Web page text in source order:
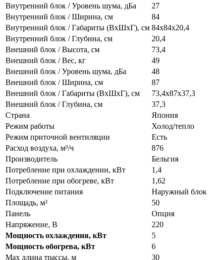
Внутренний блок / Уровень шума, дБа
27
Внутренний блок / Ширина, см
84
Внутренний блок / Габариты (ВхШхГ), см 84x84х20,4
Внутренний блок / Глубина, см
20,4
Внешний блок / Высота, см
73,4
Внешний блок / Вес, кг
49
Внешний блок / Уровень шума, дБа
48
Внешний блок / Ширина, см
87
Внешний блок / Габариты (ВхШхГ), см
73,4x87x37,3
Внешний блок / Глубина, см
37,3
Страна
Япония
Режим работы
Холод/тепло
Режим приточной вентиляции
Есть
Расход воздуха, м³/ч
876
Производитель
Бельгия
Потребление при охлаждении, кВт
1,4
Потребление при обогреве, кВт
1,62
Подключение питания
Наружный блок
Площадь, м²
50
Панель
Опция
Напряжение, В
220
Мощность охлаждения, кВт
5
Мощность обогрева, кВт
6
Max длина трассы, м
30